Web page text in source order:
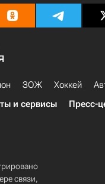
ЗОЖ Хоккей
и сервисы Пресс-
связи,